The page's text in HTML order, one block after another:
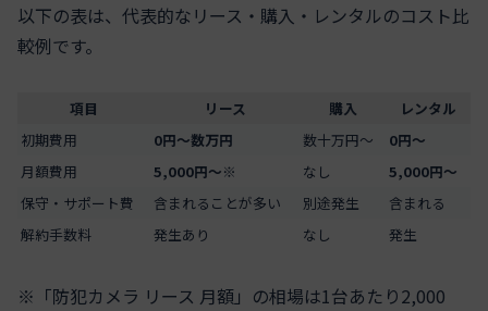
以下の表は、代表的なリース・購入・レンタルのコスト比
較例です。
項目 リース 購入
レンタル
初期費用
0円〜数万円 数十万円〜
0円〜
月額費用
5,000円〜※ なし
5,000円〜
保守・サポート費
含まれることが多い 別途発生
含まれる
解約手数料
発生あり なし 発生
※「防犯カメラ リース 月額」の相場は1台あたり2,000